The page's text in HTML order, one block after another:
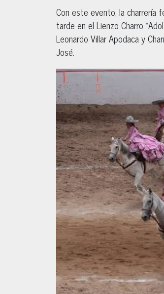
Con este evento, la charrería
tarde en el Lienzo Charro
Leonardo Villar Apodaca y
José.